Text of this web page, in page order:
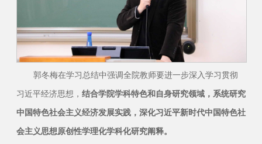
郭冬梅在学习总结中强调全院教师要进一步深入学习贯彻
习近平经济思想， 结合学院学科特色和自身研究领域，系统研究
中国特色社会主义经济发展实践，深化习近平新时代中国特色社
会主义思想原创性学理化学科化研究阐释。